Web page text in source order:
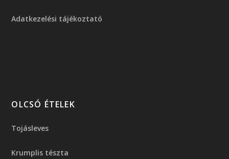
Adatkezelési tájékoztató
OLCSÓ ÉTELEK
Tojásleves
Krumplis tészta